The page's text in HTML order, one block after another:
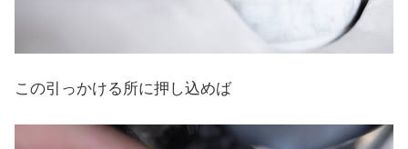
この引っかける所に押し込めば